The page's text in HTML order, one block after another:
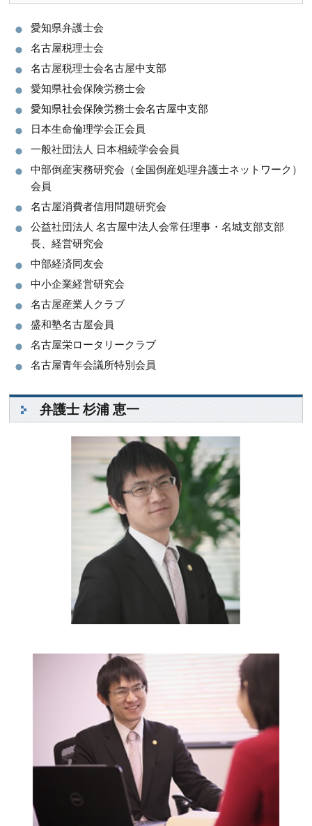
愛知県弁護士会
名古屋税理士会
名古屋税理士会名古屋中支部
愛知県社会保険労務士会
愛知県社会保険労務士会名古屋中支部
日本生命倫理学会正会員
一般社団法人 日本相続学会会員
中部倒産実務研究会（全国倒産処理弁護士ネットワーク）
会員
名古屋消費者信用問題研究会
公益社団法人 名古屋中法人会常任理事・名城支部支部
長、経営研究会
中部経済同友会
中小企業経営研究会
名古屋産業人クラブ
盛和塾名古屋会員
名古屋栄ロータリークラブ
名古屋青年会議所特別会員
弁護士 杉浦 恵一